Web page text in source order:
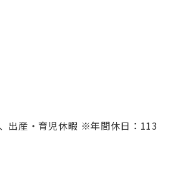
出産・育児休暇 ※年間休日：113